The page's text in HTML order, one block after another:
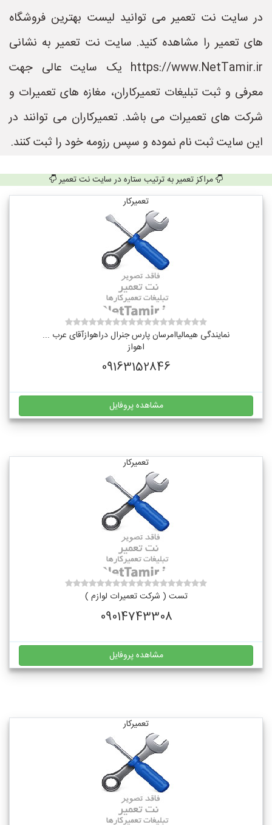
در سایت نت تعمیر می توانید لیست بهترین فروشگاه
های تعمیر را مشاهده کنید. سایت نت تعمیر به نشانی
https://www.NetTamir.ir یک سایت عالی جهت
معرفی و ثبت تبلیغات تعمیرکاران، مغازه های تعمیرات و
شرکت های تعمیرات می باشد. تعمیرکاران می توانند در
این سایت ثبت نام نموده و سپس رزومه خود را ثبت کنند.
مراکز تعمیر به ترتیب ستاره در سایت نت تعمیر
تعمیرکار
نمایندگی هیمالیاامرسان پارس جنرال دراهوازآقای عرب ...
اهواز
09163152846
مشاهده پروفایل
تعمیرکار
تست ( شرکت تعمیرات لوازم )
09014743308
مشاهده پروفایل
تعمیرکار